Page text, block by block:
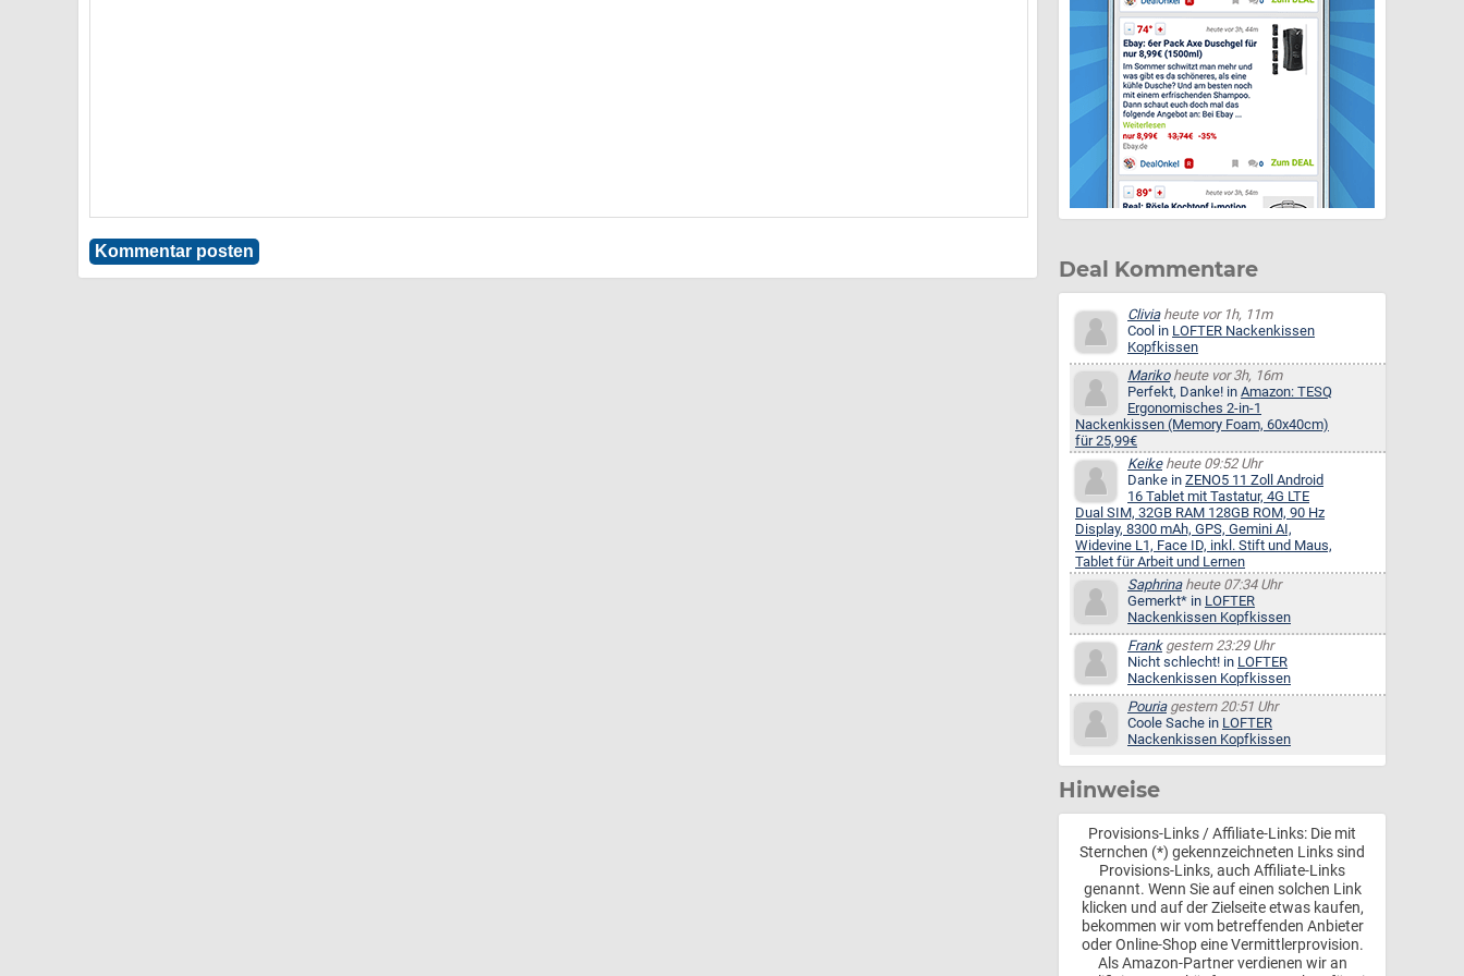
Deal Kommentare
Cliviaheute vor 1h, 11m
Cool in LOFTER Nackenkissen
Kopfkissen
Marikoheute vor 3h, 16m
Perfekt, Danke! in Amazon: TESQ
Ergonomisches 2-in-1
Nackenkissen (Memory Foam, 60x40cm)
für 25,99€
Keikeheute 09:52 Uhr
Danke in ZENO5 11 Zoll Android
16 Tablet mit Tastatur, 4G LTE
Dual SIM, 32GB RAM 128GB ROM, 90 Hz
Display, 8300 mAh, GPS, Gemini AI,
Widevine L1, Face ID, inkl. Stift und Maus,
Tablet für Arbeit und Lernen
Saphrinaheute 07:34 Uhr
Gemerkt* in LOFTER
Nackenkissen Kopfkissen
Frankgestern 23:29 Uhr
Nicht schlecht! in LOFTER
Nackenkissen Kopfkissen
Pouriagestern 20:51 Uhr
Coole Sache in LOFTER
Nackenkissen Kopfkissen
Hinweise
Provisions-Links / Affiliate-Links: Die mit
Sternchen (*) gekennzeichneten Links sind
Provisions-Links, auch Affiliate-Links
genannt. Wenn Sie auf einen solchen Link
klicken und auf der Zielseite etwas kaufen,
bekommen wir vom betreffenden Anbieter
oder Online-Shop eine Vermittlerprovision.
Als Amazon-Partner verdienen wir an